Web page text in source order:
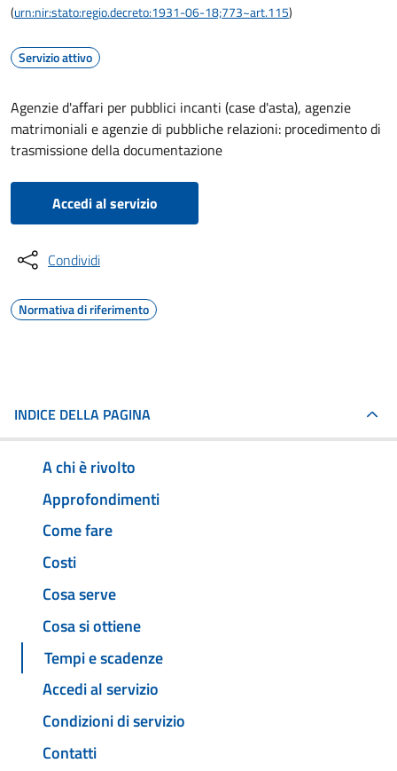
(urn:nir:stato:regio.decreto:1931-06-18;773~art.115)
Servizio attivo
Agenzie d'affari per pubblici incanti (case d'asta), agenzie
matrimoniali e agenzie di pubbliche relazioni: procedimento di
trasmissione della documentazione
Accedi al servizio
Condividi
Normativa di riferimento
INDICE DELLA PAGINA
A chi è rivolto
Approfondimenti
Come fare
Costi
Cosa serve
Cosa si ottiene
Tempi e scadenze
Accedi al servizio
Condizioni di servizio
Contatti